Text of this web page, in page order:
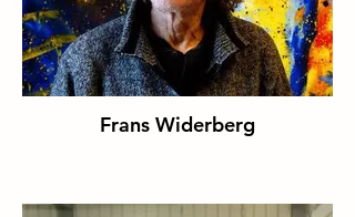
Frans Widerberg